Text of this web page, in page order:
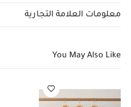
درجة حرارة منخفضة
كيّ على درجةمعلومات العلامة التجارية
You May Also Like